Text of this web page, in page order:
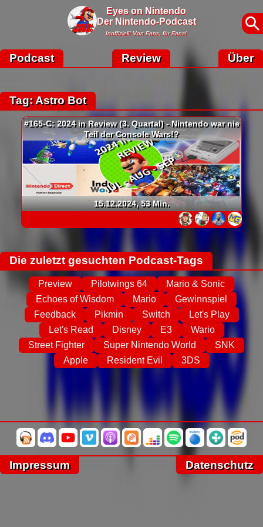
Eyes on Nintendo
Der Nintendo-Podcast
Inoffiziell! Von Fans, für Fans!
Podcast Review Über
Tag: Astro Bot
#165-C: 2024 in Review (3. Quartal) - Nintendo war nie
Teil der Console Wars!?
15.12.2024, 53 Min.
Die zuletzt gesuchten Podcast-Tags
Preview Pilotwings 64
Mario & Sonic
Echoes of Wisdom
Mario
Gewinnspiel
Feedback
Pikmin Switch
Let's Play
Let's Read
Disney E3
Wario
Street Fighter
Super Nintendo World
SNK
Apple
Resident Evil 3DS
Impressum Datenschutz